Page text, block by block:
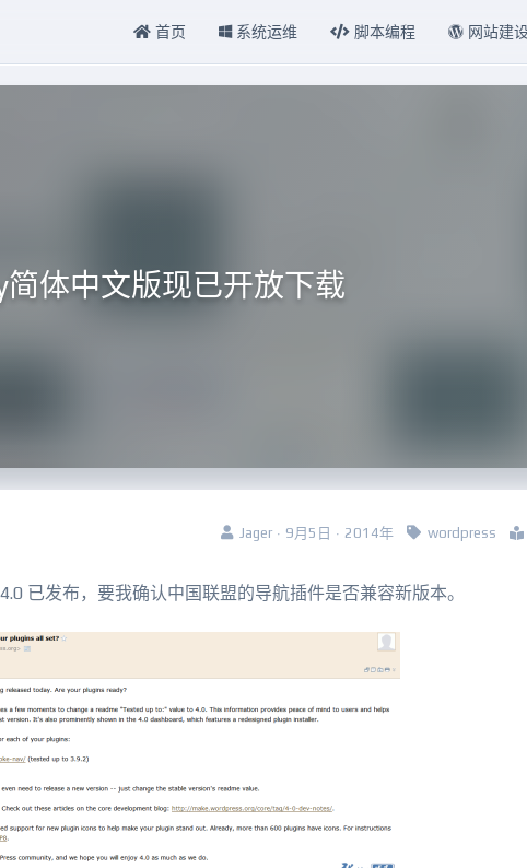
首页 系统运维 脚本编程 网站建
体中文版现已开放下载
Jager · 9月5日 · 2014年 wordpress
已发布，要我确认中国联盟的导航插件是否兼容新版本。